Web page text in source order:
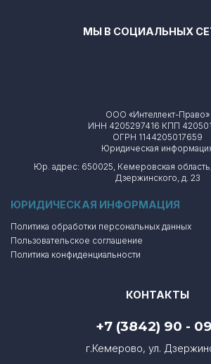
МЫ В СОЦИАЛЬНЫХ
ООО «Интеллект-Право»
ИНН 4205297416 КПП
ОГРН 1144205017659
Юридическая
Юр. адрес: 650025, Кемеровская
Дзержинского, д. 23
ЮРИДИЧЕСКАЯ ИНФОРМАЦИЯ
Политика обработки персональных данных
Пользовательское соглашение
Политика конфиденциальности
КОНТАКТЫ
+7 (3842) 90 -
г.Кемерово, ул.